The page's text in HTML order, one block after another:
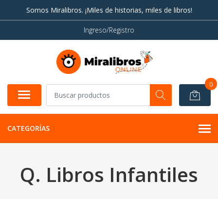
Somos Miralibros. ¡Miles de historias, miles de libros!
Ingreso/Registro
0
CATEGORÍAS
Q. Libros Infantiles